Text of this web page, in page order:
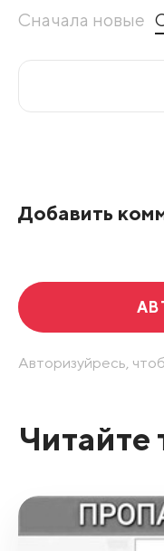
Сначала новые
Добавить
Авторизуйресь,
Читайте